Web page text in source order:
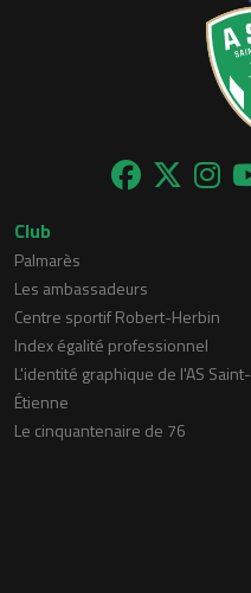
Club
Palmarès
Les ambassadeurs
Centre sportif Robert-Herbin
Index égalité professionnel
L'identité graphique de l'AS Saint-
Étienne
Le cinquantenaire de 76